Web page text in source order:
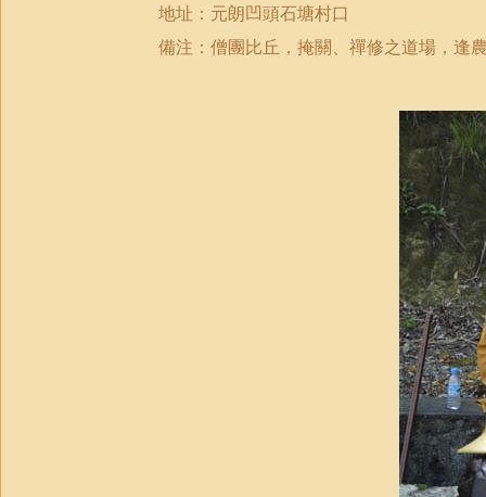
地址：元朗凹頭石塘村口
備注：僧團比丘，掩關、禪修之道場，逢